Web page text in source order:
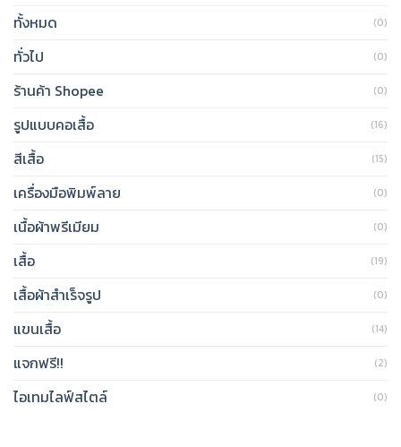
ทั้งหมด (0)
ทั่วไป (0)
ร้านค้า Shopee (0)
รูปแบบคอเสื้อ (16)
สีเสื้อ (15)
เครื่องมือพิมพ์ลาย (0)
เนื้อผ้าพรีเมียม (0)
เสื้อ (19)
เสื้อผ้าสำเร็จรูป (0)
แขนเสื้อ (14)
แจกฟรี!! (2)
ไอเทมไลฟ์สไตล์ (0)